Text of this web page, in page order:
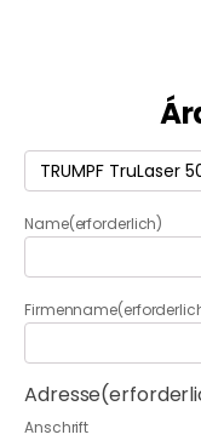
Termék(erforderlich)
Name(erforderlich)
Firmenname
Adresse
Anschrift